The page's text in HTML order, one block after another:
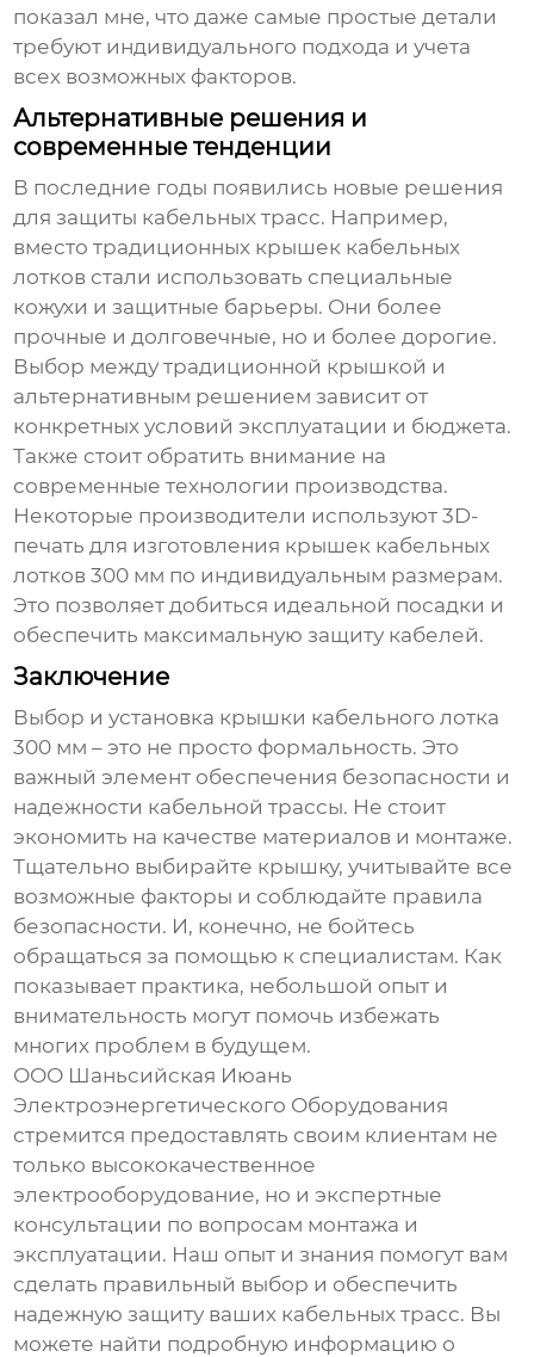
показал мне, что даже самые простые детали
требуют индивидуального подхода и учета
всех возможных факторов.
Альтернативные решения и
современные тенденции
В последние годы появились новые решения
для защиты кабельных трасс. Например,
вместо традиционных крышек кабельных
лотков стали использовать специальные
кожухи и защитные барьеры. Они более
прочные и долговечные, но и более дорогие.
Выбор между традиционной крышкой и
альтернативным решением зависит от
конкретных условий эксплуатации и бюджета.
Также стоит обратить внимание на
современные технологии производства.
Некоторые производители используют 3D-
печать для изготовления крышек кабельных
лотков 300 мм по индивидуальным размерам.
Это позволяет добиться идеальной посадки и
обеспечить максимальную защиту кабелей.
Заключение
Выбор и установка крышки кабельного лотка
300 мм – это не просто формальность. Это
важный элемент обеспечения безопасности и
надежности кабельной трассы. Не стоит
экономить на качестве материалов и монтаже.
Тщательно выбирайте крышку, учитывайте все
возможные факторы и соблюдайте правила
безопасности. И, конечно, не бойтесь
обращаться за помощью к специалистам. Как
показывает практика, небольшой опыт и
внимательность могут помочь избежать
многих проблем в будущем.
ООО Шаньсийская Июань
Электроэнергетического Оборудования
стремится предоставлять своим клиентам не
только высококачественное
электрооборудование, но и экспертные
консультации по вопросам монтажа и
эксплуатации. Наш опыт и знания помогут вам
сделать правильный выбор и обеспечить
надежную защиту ваших кабельных трасс. Вы
можете найти подробную информацию о